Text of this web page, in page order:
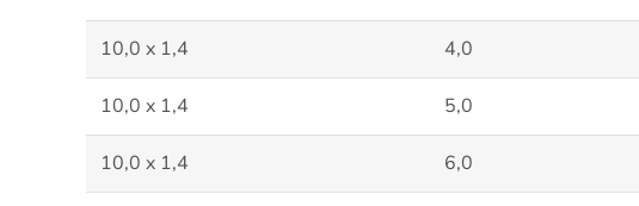
10,0 x 1,4 4,0
10,0 x 1,4 5,0
10,0 x 1,4 6,0